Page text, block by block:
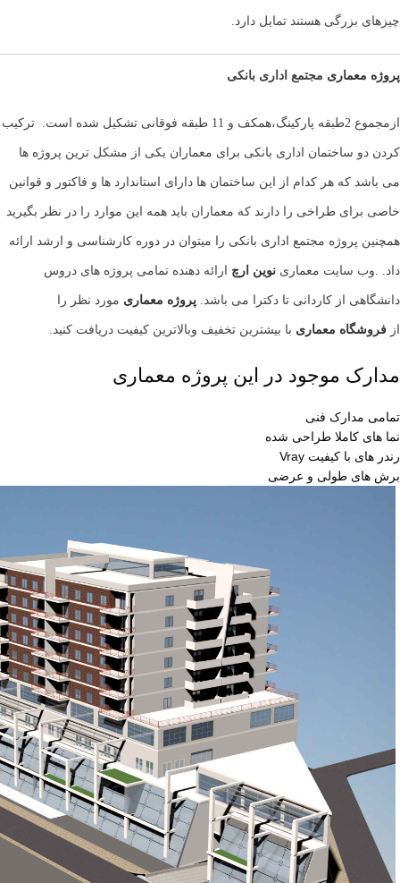
چیزهای بزرگی هستند تمایل دارد.
پروژه معماری مجتمع اداری بانکی
ازمجموع 2طبقه پارکینگ،همکف و 11 طبقه فوقانی تشکیل شده است. ترکیب
کردن دو ساختمان اداری بانکی برای معماران یکی از مشکل ترین پروژه ها
می باشد که هر کدام از این ساختمان ها دارای استاندارد ها و فاکتور و قوانین
خاصی برای طراخی را دارند که معماران باید همه این موارد را در نظر بگیرید
همچنین پروژه مجتمع اداری بانکی را میتوان در دوره کارشناسی و ارشد ارائه
داد. .وب سایت معماری نوین ارچ ارائه دهنده تمامی پروژه های دروس
دانشگاهی از کاردانی تا دکترا می باشد. پروژه معماری مورد نظر را
از فروشگاه معماری با بیشترین تخفیف وبالاترین کیفیت دریافت کنید.
مدارک موجود در این پروژه معماری
تمامی مدارک فنی
نما های کاملا طراحی شده
رندر های با کیفیت Vray
برش های طولی و عرضی